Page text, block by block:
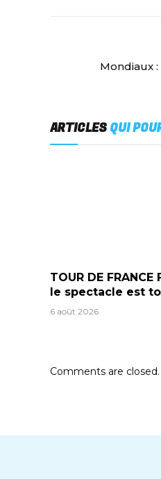
Mondiaux
ARTICLES QUI
TOUR DE FRANCE
le spectacle est
6 août 2026
Comments are closed.